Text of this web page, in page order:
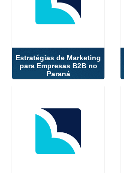
Estratégias de Marketing
para Empresas B2B no
Paraná